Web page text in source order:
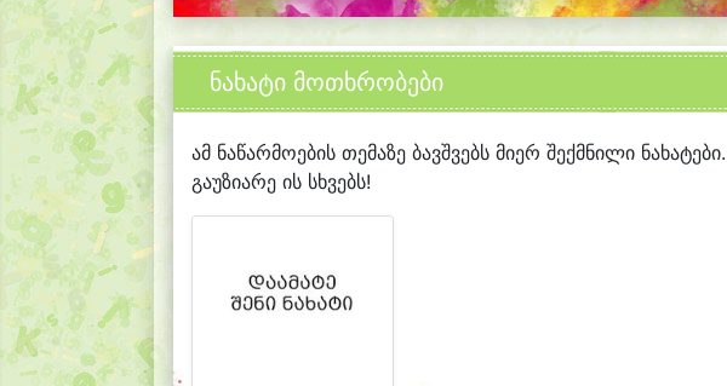
ნახატი მოთხრობები
ამ ნაწარმოების თემაზე ბავშვებს მიერ შექმნილი
გაუზიარე ის სხვებს!